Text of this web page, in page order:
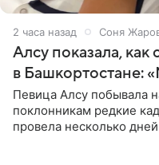
2 часа назад Соня
Алсу показала, как
в Башкортостане:
Певица Алсу побывала
поклонникам редкие
провела несколько